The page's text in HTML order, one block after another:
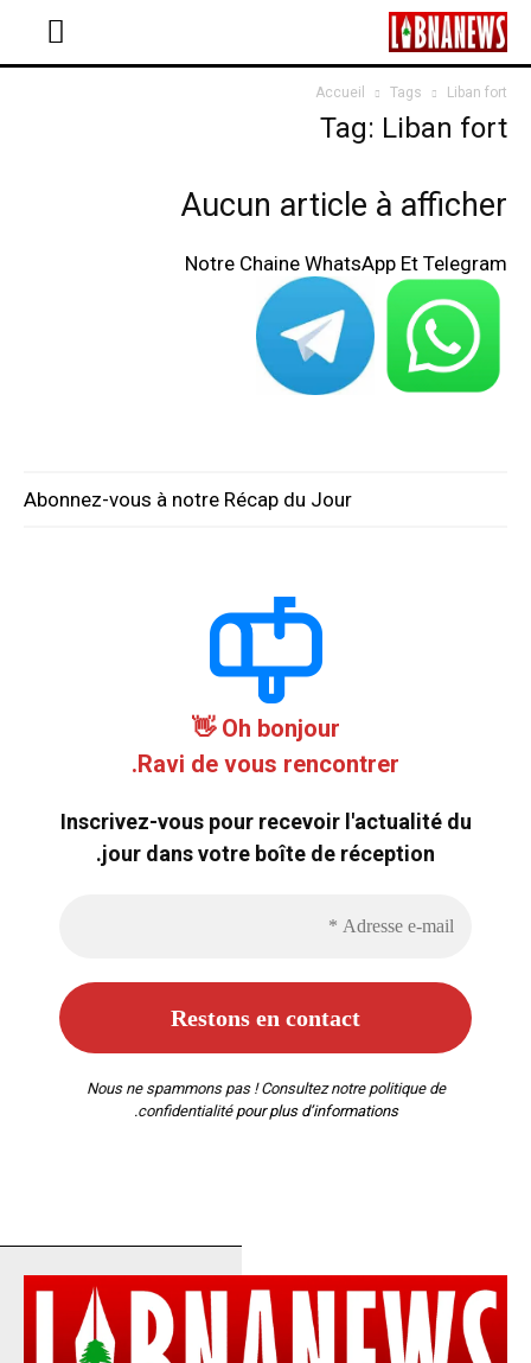
Accueil Tags Liban fort
Tag: Liban fort
Aucun article à afficher
Notre Chaine WhatsApp Et Telegram
Abonnez-vous à notre Récap du Jour
Oh bonjour 👋
Ravi de vous rencontrer.
Inscrivez-vous pour recevoir l'actualité du
jour dans votre boîte de réception.
Nous ne spammons pas ! Consultez notre politique de
confidentialitépour plus d’informations.